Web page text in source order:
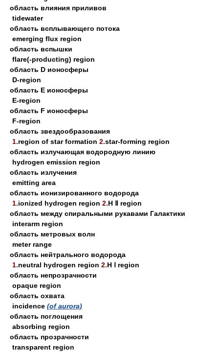
область влияния приливов
tidewater
область всплывающего потока
emerging flux region
область вспышки
flare(-producting) region
область D ионосферы
D-region
область Е ионосферы
E-region
область F ионосферы
F-region
область звездообразования
1.region of star formation 2.star-forming region
область излучающая водородную линию
hydrogen emission region
область излучения
emitting area
область ионизированного водорода
1.ionized hydrogen region 2.H Ⅱ region
область между спиральными рукавами Галактики
interarm region
область метровых волн
meter range
область нейтрального водорода
1.neutral hydrogen region 2.H Ⅰ region
область непрозрачности
opaque region
область охвата
incidence (of aurora)
область поглощения
absorbing region
область прозрачности
transparent region